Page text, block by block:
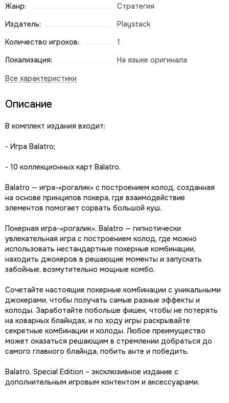
Жанр:
Стратегия
Издатель:
Playstack
Количество игроков:
1
Локализация:
На языке оригинала
Описание
В комплект издания входит:
- Игра Balatro;
- 10 коллекционных карт Balatro.
Balatro — игра-«рогалик» с построением колод, созданная
на основе принципов покера, где взаимодействие
элементов помогает сорвать большой куш.
Покерная игра-«рогалик». Balatro — гипнотически
увлекательная игра с построением колод, где можно
использовать нестандартные покерные комбинации,
находить джокеров в решающие моменты и запускать
забойные, возмутительно мощные комбо.
Сочетайте настоящие покерные комбинации с уникальными
джокерами, чтобы получать самые разные эффекты и
колоды. Заработайте побольше фишек, чтобы не потерять
на коварных блайндах, и по ходу игры раскрывайте
секретные комбинации и колоды. Любое преимущество
может оказаться решающим в стремлении добраться до
самого главного блайнда, побить анте и победить.
Balatro. Special Edition – эксклюзивное издание с
дополнительным игровым контентом и аксессуарами.